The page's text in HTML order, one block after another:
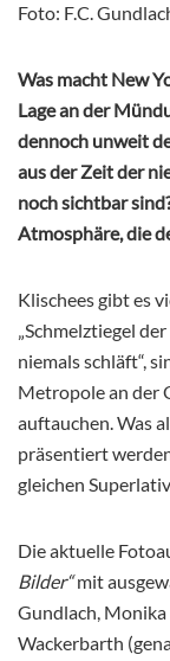
Foto: F.C.
Was macht New
Lage an der
dennoch unweit
aus der Zeit der
noch sichtbar
Atmosphäre, die
Klischees gibt es
„Schmelztiegel
niemals schläft“,
Metropole an der
auftauchen. Was
präsentiert
gleichen
Die aktuelle
Bilder“mit
Gundlach,
Wackerbarth